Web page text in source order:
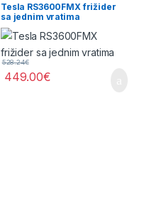
Tesla RS3600FMX frižider
sa jednim vratima
528.24€
449.00€